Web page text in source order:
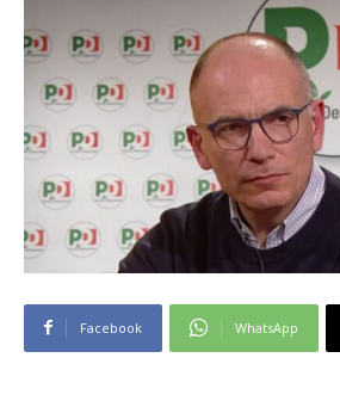
Facebook WhatsApp